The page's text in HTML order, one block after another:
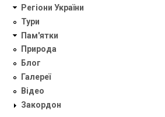
Регіони України
Тури
Пам'ятки
Природа
Блог
Галереї
Відео
Закордон